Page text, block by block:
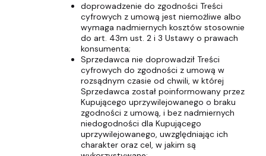
doprowadzenie do zgodności Treści
cyfrowych z umową jest niemożliwe albo
wymaga nadmiernych kosztów stosownie
do art. 43m ust. 2 i 3 Ustawy o prawach
konsumenta;
Sprzedawca nie doprowadził Treści
cyfrowych do zgodności z umową w
rozsądnym czasie od chwili, w której
Sprzedawca został poinformowany przez
Kupującego uprzywilejowanego o braku
zgodności z umową, i bez nadmiernych
niedogodności dla Kupującego
uprzywilejowanego, uwzględniając ich
charakter oraz cel, w jakim są